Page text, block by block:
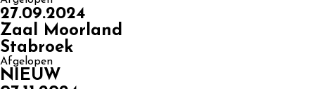
27.09.2024
Zaal Moorland
Stabroek
Afgelopen
NIEUW